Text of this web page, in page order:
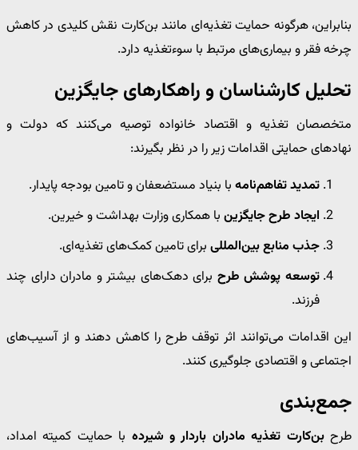
بنابراین، هرگونه حمایت تغذیه‌ای مانند بن‌کارت نقش کلیدی در کاهش
چرخه فقر و بیماری‌های مرتبط با سوءتغذیه دارد.
تحلیل کارشناسان و راهکارهای جایگزین
متخصصان تغذیه و اقتصاد خانواده توصیه می‌کنند که دولت و
نهادهای حمایتی اقدامات زیر را در نظر بگیرند:
تمدید تفاهم‌نامه با بنیاد مستضعفان و تامین بودجه پایدار.
ایجاد طرح جایگزین با همکاری وزارت بهداشت و خیرین.
جذب منابع بین‌المللی برای تامین کمک‌های تغذیه‌ای.
توسعه پوشش طرح برای دهک‌های بیشتر و مادران دارای چند
فرزند.
این اقدامات می‌توانند اثر توقف طرح را کاهش دهند و از آسیب‌های
اجتماعی و اقتصادی جلوگیری کنند.
جمع‌بندی
طرحبن‌کارت تغذیه مادران باردار و شیرده با حمایت کمیته امداد،